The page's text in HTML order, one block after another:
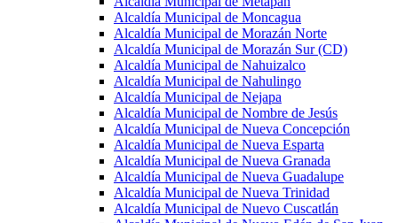
Alcaldía Municipal de Moncagua
Alcaldía Municipal de Morazán Norte
Alcaldía Municipal de Morazán Sur (CD)
Alcaldía Municipal de Nahuizalco
Alcaldía Municipal de Nahulingo
Alcaldía Municipal de Nejapa
Alcaldía Municipal de Nombre de Jesús
Alcaldía Municipal de Nueva Concepción
Alcaldía Municipal de Nueva Esparta
Alcaldía Municipal de Nueva Granada
Alcaldía Municipal de Nueva Guadalupe
Alcaldía Municipal de Nueva Trinidad
Alcaldía Municipal de Nuevo Cuscatlán